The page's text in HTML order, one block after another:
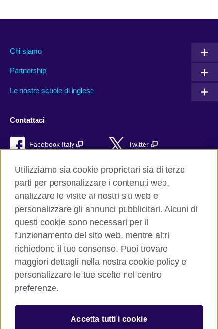
Chi siamo
Partnership
Le nostre scuole di inglese
Contattaci
Facebook Italy Twitter
YouTube TikTok
RSS
British Council global
Privacy e condizioni d'uso
Cookie
Sitemap
Aiuto
© 2026 British Council
Utilizziamo sia cookie proprietari sia di terze
parti per personalizzare i contenuti web,
analizzare le visite ai nostri siti web e
personalizzare gli annunci pubblicitari. Alcuni di
questi cookie sono necessari per il
funzionamento del sito web, mentre altri
richiedono il tuo consenso. Puoi trovare
maggiori dettagli nella nostra cookie policy e
personalizzare le tue scelte nel centro
preferenze.
Accetta tutti i cookie